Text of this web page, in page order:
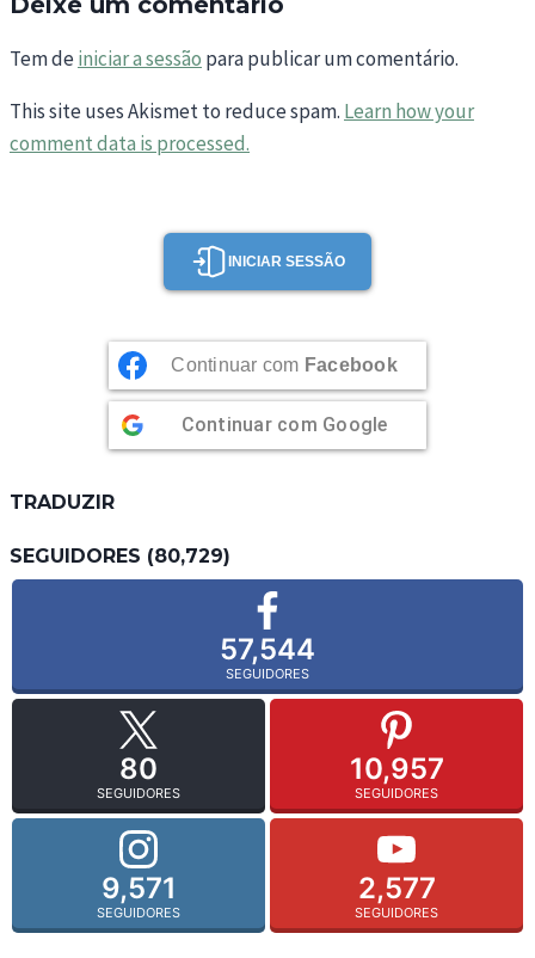
Tem deiniciar a sessão para publicar um comentário.
This site uses Akismet to reduce spam. Learn how your
comment data is processed.
INICIAR SESSÃO
Continuar com Facebook
Continuar com Google
TRADUZIR
SEGUIDORES (80,729)
57,544
SEGUIDORES
80
SEGUIDORES
10,957
SEGUIDORES
9,571
SEGUIDORES
2,577
SEGUIDORES